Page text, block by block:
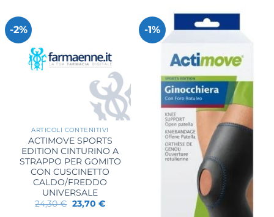
-2%
ARTICOLI CONTENITIVI
ACTIMOVE SPORTS
EDITION CINTURINO A
STRAPPO PER GOMITO
CON CUSCINETTO
CALDO/FREDDO
UNIVERSALE
24,30€ Il
prezzo
23,70 €Il
-1%